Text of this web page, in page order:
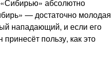
абсолютно
— достаточно молодая
нападающий, и если его
пользу, как это